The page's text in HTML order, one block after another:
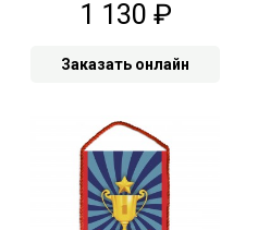
1 130 ₽
Заказать онлайн